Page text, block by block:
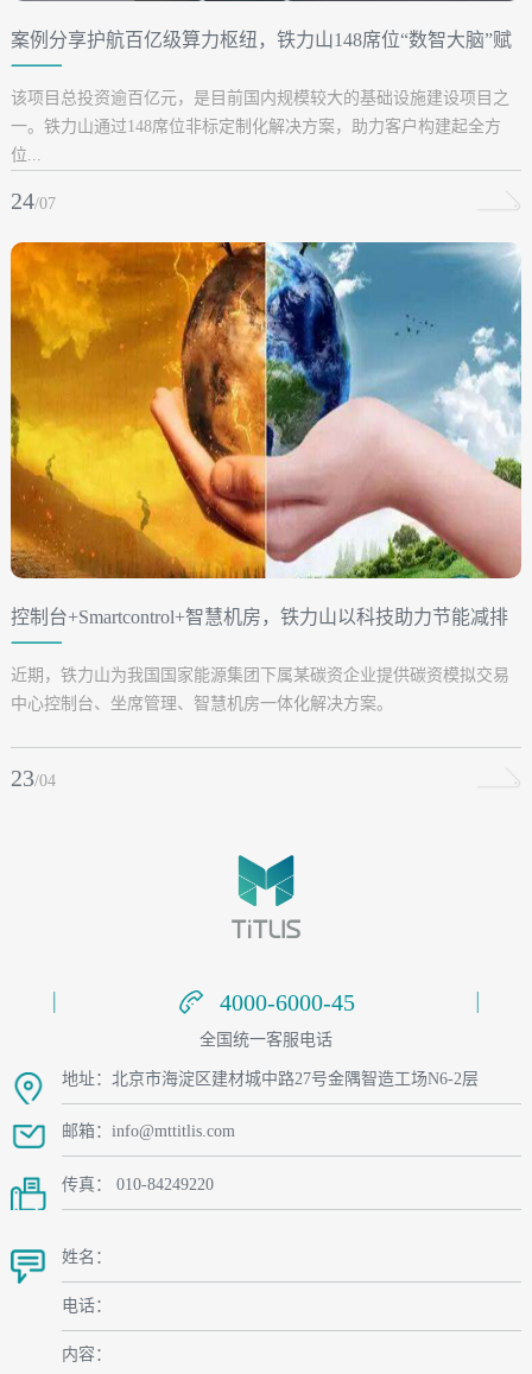
案例分享护航百亿级算力枢纽，铁力山148席位“数智大脑”赋
能某头部通信巨头！
该项目总投资逾百亿元，是目前国内规模较大的基础设施建设项目之
一。铁力山通过148席位非标定制化解决方案，助力客户构建起全方
位...
24/07
控制台+Smartcontrol+智慧机房，铁力山以科技助力节能减排
事业发展
近期，铁力山为我国国家能源集团下属某碳资企业提供碳资模拟交易
中心控制台、坐席管理、智慧机房一体化解决方案。
23/04
4000-6000-45
4000-6000-45
全国统一客服电话
地址：北京市海淀区建材城中路27号金隅智造工场N6-2层
邮箱：info@mttitlis.com
传真： 010-84249220
姓名：
电话：
内容：